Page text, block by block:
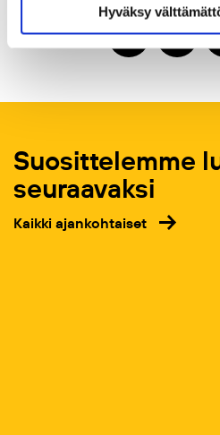
Hyväksy
Jaa artikkeli
Suosittelemme
seuraavaksi
Kaikki ajankohtaiset